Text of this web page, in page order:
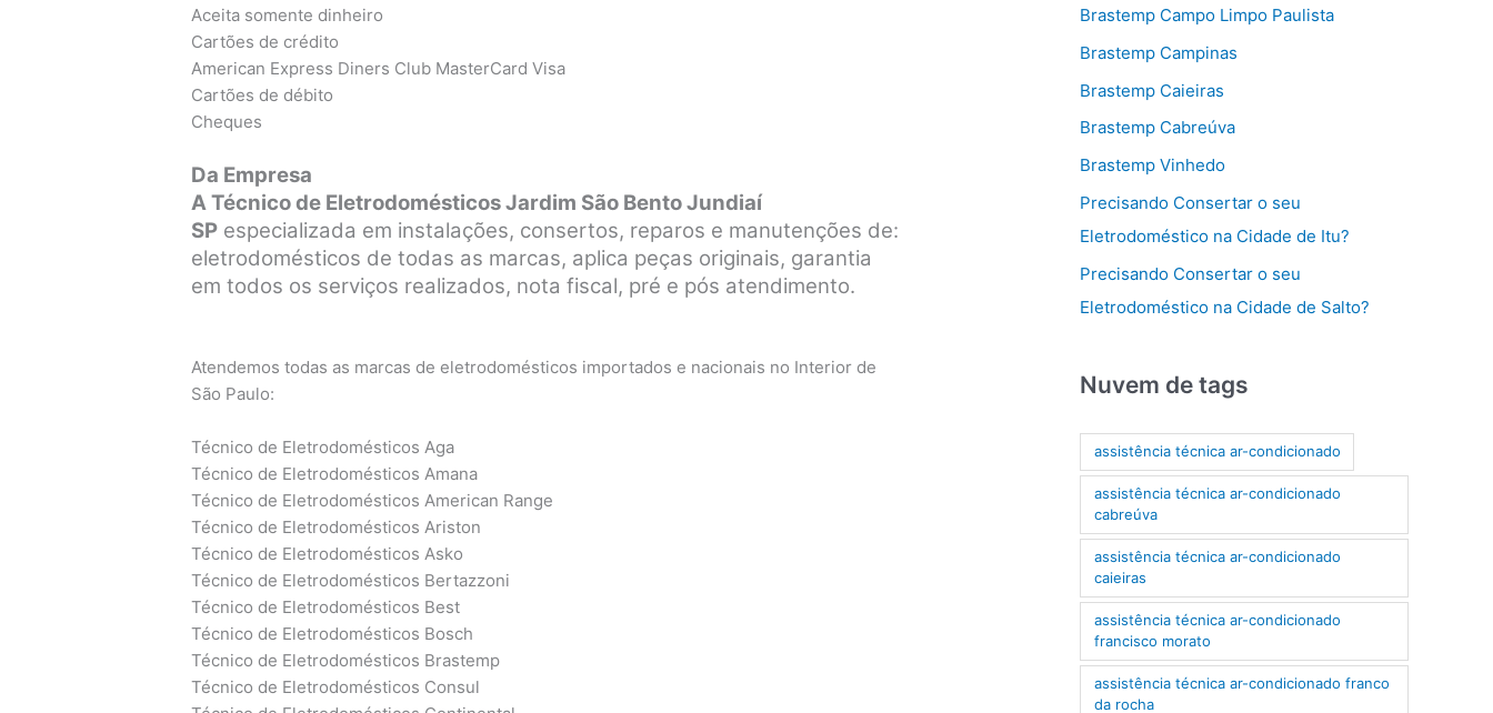
Aceita somente dinheiro
Cartões de crédito
American Express Diners Club MasterCard Visa
Cartões de débito
Cheques
Da Empresa
A Técnico de Eletrodomésticos Jardim São Bento Jundiaí
SP especializada em instalações, consertos, reparos e manutenções de:
eletrodomésticos de todas as marcas, aplica peças originais, garantia
em todos os serviços realizados, nota fiscal, pré e pós atendimento.
Atendemos todas as marcas de eletrodomésticos importados e nacionais no Interior de
São Paulo:
Técnico de Eletrodomésticos Aga
Técnico de Eletrodomésticos Amana
Técnico de Eletrodomésticos American Range
Técnico de Eletrodomésticos Ariston
Técnico de Eletrodomésticos Asko
Técnico de Eletrodomésticos Bertazzoni
Técnico de Eletrodomésticos Best
Técnico de Eletrodomésticos Bosch
Técnico de Eletrodomésticos Brastemp
Técnico de Eletrodomésticos Consul
Brastemp Campo Limpo Paulista
Brastemp Campinas
Brastemp Caieiras
Brastemp Cabreúva
Brastemp Vinhedo
Precisando Consertar o seu
Eletrodoméstico na Cidade de Itu?
Precisando Consertar o seu
Eletrodoméstico na Cidade de Salto?
Nuvem de tags
assistência técnica ar-condicionado
assistência técnica ar-condicionado
cabreúva
assistência técnica ar-condicionado
caieiras
assistência técnica ar-condicionado
francisco morato
assistência técnica ar-condicionado franco
da rocha